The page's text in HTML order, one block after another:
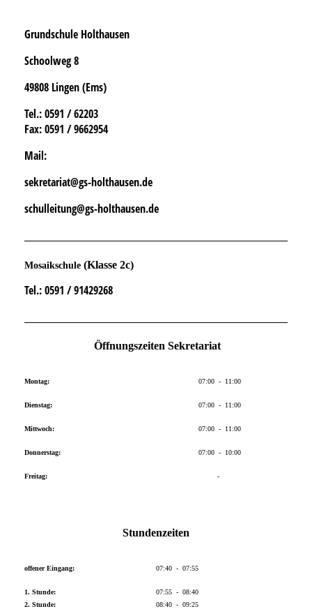
Grundschule Holthausen
Schoolweg 8
49808 Lingen (Ems)
Tel.: 0591 / 62203
Fax:0591 / 9662954
Mail:
sekretariat@gs-holthausen.de
schulleitung@gs-holthausen.de
Mosaikschule (Klasse 2c)
Tel.: 0591 / 91429268
Öffnungszeiten Sekretariat
Montag:
Dienstag:
Mittwoch:
Donnerstag:
Freitag:
07:00 - 11:00
07:00 - 11:00
07:00 - 11:00
07:00 - 10:00
-
Stundenzeiten
offener Eingang:
1. Stunde:
2. Stunde:
07:40 - 07:55
07:55 - 08:40
08:40 - 09:25